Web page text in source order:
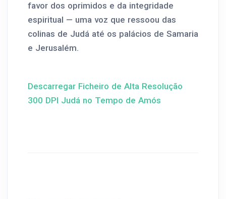
favor dos oprimidos e da integridade
espiritual — uma voz que ressoou das
colinas de Judá até os palácios de Samaria
e Jerusalém.
Descarregar Ficheiro de Alta Resolução
300 DPI Judá no Tempo de Amós